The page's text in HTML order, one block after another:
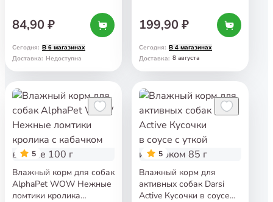
говядины и томленой
тыквы в соусе 100 г
84,90 ₽
Сегодня: В 6 магазинах
Доставка: Недоступна
199,90 ₽
Сегодня: В 4 магазинах
Доставка: 8 августа
5
Влажный корм для собак
AlphaPet WOW Нежные
ломтики кролика
5
Влажный корм для
активных собак Darsi
Active Кусочки в соусе